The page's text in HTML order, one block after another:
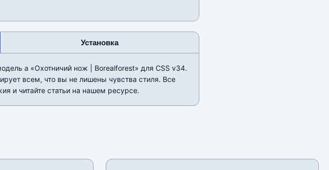
Установка
а «Охотничий нож | Borealforest» для CSS v34.
всем, что вы не лишены чувства стиля. Все
и читайте статьи на нашем ресурсе.